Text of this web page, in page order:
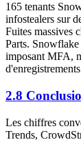
165 tenants
infostealers sur
Fuites massives
Parts.
imposant MFA,
2.8
Les chiffres
Trends,